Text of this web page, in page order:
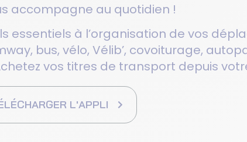
accompagne au quotidien !
essentiels à l’organisation de vos
bus, vélo, Vélib’, covoiturage,
vos titres de transport depuis
L'APPLI